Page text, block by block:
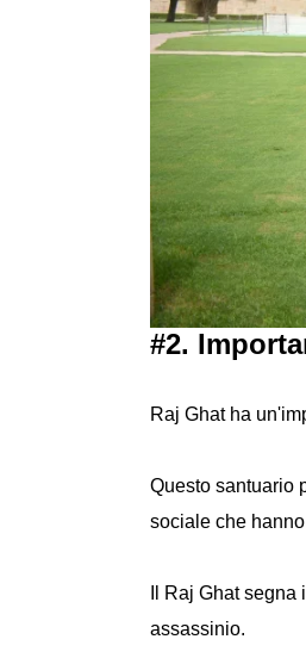
#2.
Raj Ghat ha
Questo santuario
sociale che
Il Raj Ghat
assassinio.